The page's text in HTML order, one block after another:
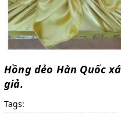
Hồng dẻo Hàn Quốc
giả.
Tags: